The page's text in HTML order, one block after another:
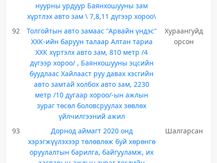
нуурны урдуур Баянхошууны зам
хүртлэх авто зам \ 7,8,11 дүгээр хороо\
92
Толгойтын авто замаас "Арвайн үндэс"
ХХК-ийн баруун талаар Алтан тариа
ХХК хүртэлх авто зам, 810 метр /4
дүгээр хороо/ , Баянхошууны эцсийн
буудлаас Хайлааст руу давах хэсгийн
авто замтай холбох авто зам, 2230
метр /10 дугаар хороо/-ын ажлын
зураг төсөл боловсруулах зөвлөх
үйлчилгээний ажил
Хураангуйд
орсон
93
Дорнод аймагт 2020 онд
хэрэгжүүлэхээр төлөвлөж буй хөрөнгө
оруулалтын барилга, байгууламж, их
Шалгарсан